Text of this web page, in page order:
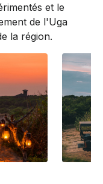
et le
de l'Uga
la région.